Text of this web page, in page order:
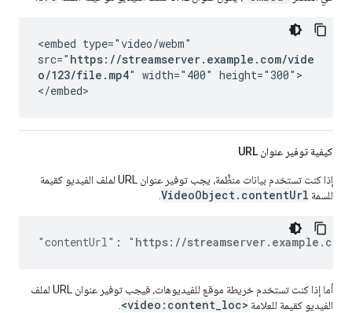
<embed type="video/webm"
src=" https://streamserver.example.com/vide
o/123/file.mp4" width="400" height="300">
</embed>
كيفية توفير عنوان URL
إذا كنت تستخدم بيانات منظَّمة، يجب توفير عنوان URL لملف الفيديو كقيمة
للسمة VideoObject.contentUrl
"contentUrl" : " https://
أما إذا كنت تستخدم خريطة موقع للفيديوهات، فيجب توفير عنوان URL لملف
الفيديو كقيمة للعلامة <video:content_loc>